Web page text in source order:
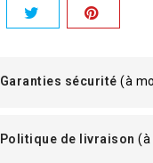
Garanties sécurité (à
Politique de livraison (à